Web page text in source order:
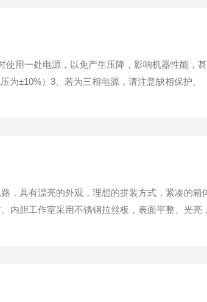
使用一处电源，以免产生压降，影响机器性能，
为±10%）3、若为三相电源，请注意缺相保护
，具有漂亮的外观，理想的拼装方式，紧凑的
内胆工作室采用不锈钢拉丝板，表面平整、光